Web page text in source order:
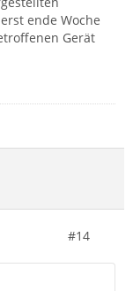
ende Woche
Gerät
#14